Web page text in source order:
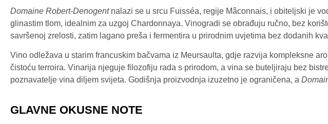
Domaine Robert-Denogentnalazi se u srcu Fuisséa, regije Mâconnais, i obiteljski je
glinastim tlom, idealnim za uzgoj Chardonnaya. Vinogradi se obrađuju ručno, bez
savršenoj zrelosti, zatim lagano preša i fermentira u prirodnim uvjetima bez dodanih
Vino odležava u starim francuskim bačvama iz Meursaulta, gdje razvija kompleksne
čistoću terroira. Vinarija njeguje filozofiju rada s prirodom, a vina se buteljiraju bez
poznavatelje vina diljem svijeta. Godišnja proizvodnja izuzetno je ograničena, a
GLAVNE OKUSNE NOTE